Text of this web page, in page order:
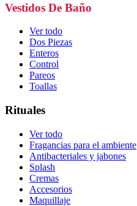
Vestidos De Baño
Ver todo
Dos Piezas
Enteros
Control
Pareos
Toallas
Rituales
Ver todo
Fragancias para el ambiente
Antibacteriales y jabones
Splash
Cremas
Accesorios
Maquillaje